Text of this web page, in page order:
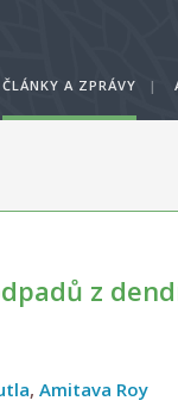
ČLÁNKY A ZPRÁVY |
z
, Amitava Roy